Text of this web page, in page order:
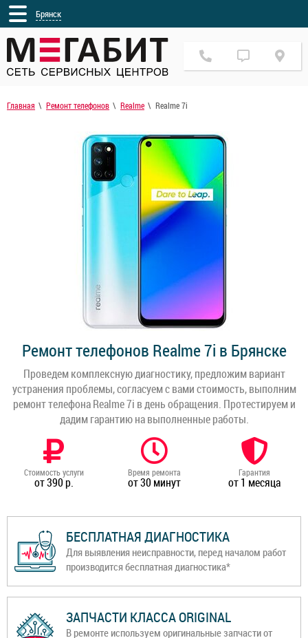
Брянск
Главная Ремонт телефонов Realme Realme 7i
Ремонт телефонов Realme 7i в Брянске
Проведем комплексную диагностику, предложим вариант
устранения проблемы, согласуем с вами стоимость, выполним
ремонт телефона Realme 7i в день обращения. Протестируем и
дадим гарантию на выполненные работы.
Стоимость услуги
от 390 р.
Время ремонта
от 30 минут
Гарантия
от 1 месяца
БЕСПЛАТНАЯ ДИАГНОСТИКА
Для выявления неисправности, перед началом работ
производится бесплатная диагностика*
ЗАПЧАСТИ КЛАССА ORIGINAL
В ремонте используем оригинальные запчасти от